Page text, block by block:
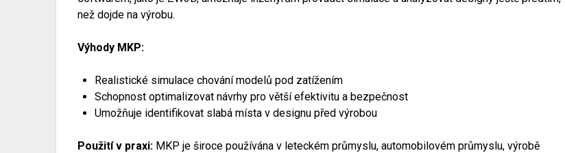
než dojde na výrobu.
Výhody MKP:
Realistické simulace chování modelů pod zatížením
Schopnost optimalizovat návrhy pro větší efektivitu a bezpečnost
Umožňuje identifikovat slabá místa v designu před výrobou
Použití v praxi: MKP je široce používána v leteckém průmyslu, automobilovém průmyslu, výrobě